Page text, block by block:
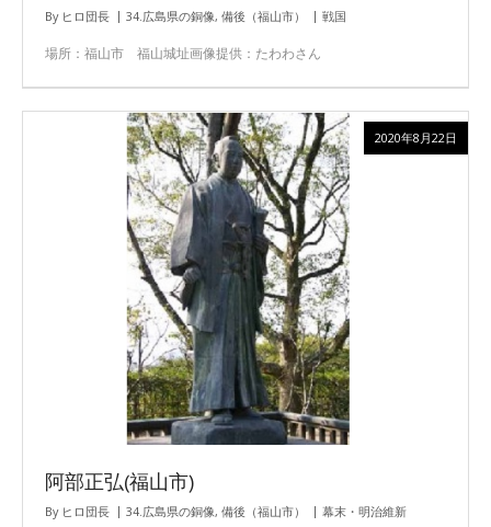
By ヒロ団長 34.広島県の銅像, 備後（福山市） 戦国
場所：福山市 福山城址画像提供：たわわさん
阿部正弘(福山市)
By ヒロ団長 34.広島県の銅像, 備後（福山市） 幕末・明治維新
2020年8月22日